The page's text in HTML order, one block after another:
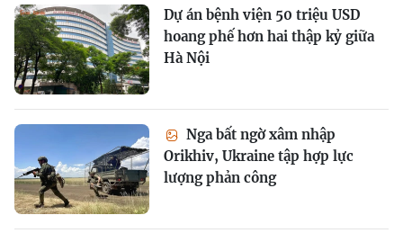
Dự án bệnh viện 50 triệu USD
hoang phế hơn hai thập kỷ giữa
Hà Nội
Nga bất ngờ xâm nhập
Orikhiv, Ukraine tập hợp lực
lượng phản công